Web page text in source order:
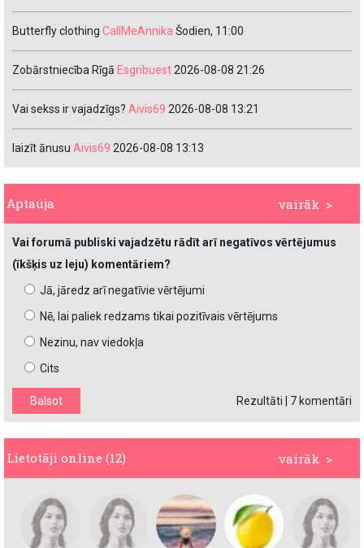
Butterfly clothing CallMeAnnika Šodien, 11:00
Zobārstniecība Rīgā Esgribuest2026-08-08 21:26
Vai sekss ir vajadzīgs? Aivis69 2026-08-08 13:21
laizīt ānusu Aivis69 2026-08-08 13:13
vairāk >
Aptauja
Vai forumā publiski vajadzētu rādīt arī negatīvos vērtējumus
(īkšķis uz leju) komentāriem?
Jā, jāredz arī negatīvie vērtējumi
Nē, lai paliek redzams tikai pozitīvais vērtējums
Nezinu, nav viedokļa
Cits
Rezultāti 7 komentāri
vairāk >
Lietotāji online (12)